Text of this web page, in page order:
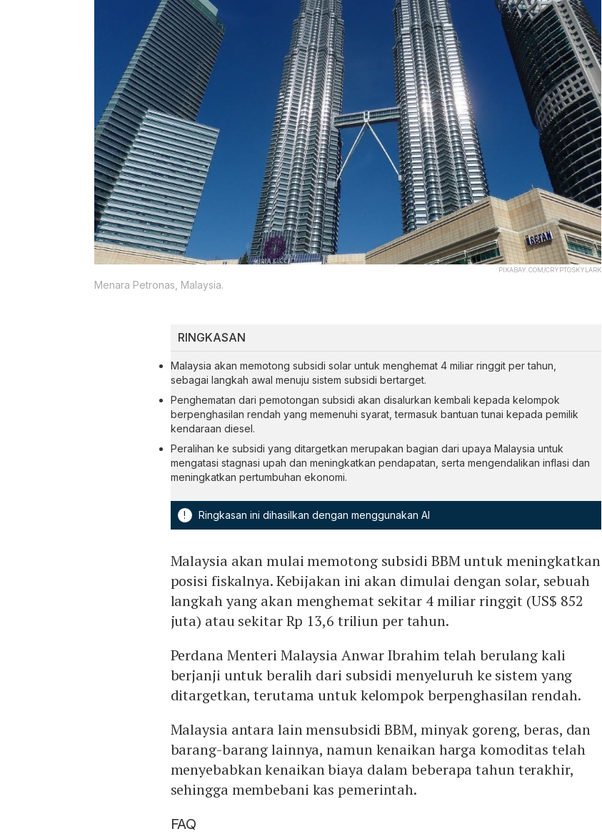
PIXABAY.COM/CRYPTOSKYLARK
Menara Petronas, Malaysia.
RINGKASAN
Malaysia akan memotong subsidi solar untuk menghemat 4 miliar ringgit per tahun,
sebagai langkah awal menuju sistem subsidi bertarget.
Penghematan dari pemotongan subsidi akan disalurkan kembali kepada kelompok
berpenghasilan rendah yang memenuhi syarat, termasuk bantuan tunai kepada pemilik
kendaraan diesel.
Peralihan ke subsidi yang ditargetkan merupakan bagian dari upaya Malaysia untuk
mengatasi stagnasi upah dan meningkatkan pendapatan, serta mengendalikan inflasi dan
meningkatkan pertumbuhan ekonomi.
! Ringkasan ini dihasilkan dengan menggunakan AI
Malaysia akan mulai memotong subsidi BBM untuk meningkatkan
posisi fiskalnya. Kebijakan ini akan dimulai dengan solar, sebuah
langkah yang akan menghemat sekitar 4 miliar ringgit (US$ 852
juta) atau sekitar Rp 13,6 triliun per tahun.
Perdana Menteri Malaysia Anwar Ibrahim telah berulang kali
berjanji untuk beralih dari subsidi menyeluruh ke sistem yang
ditargetkan, terutama untuk kelompok berpenghasilan rendah.
Malaysia antara lain mensubsidi BBM, minyak goreng, beras, dan
barang-barang lainnya, namun kenaikan harga komoditas telah
menyebabkan kenaikan biaya dalam beberapa tahun terakhir,
sehingga membebani kas pemerintah.
FAQ